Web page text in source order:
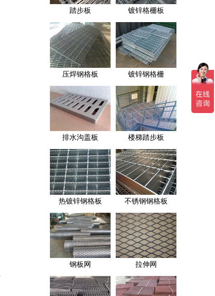
踏步板 镀锌格栅板
压焊钢格板 镀锌钢格栅
排水沟盖板 楼梯踏步板
热镀锌钢格板 不锈钢钢格板
钢板网 拉伸网